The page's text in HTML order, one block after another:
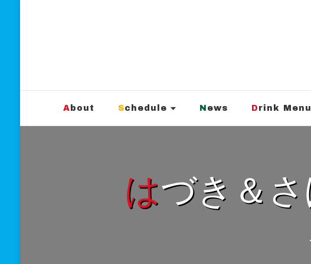
About Schedule News Drink Menu
はづき＆さほpre.「私たちの居場